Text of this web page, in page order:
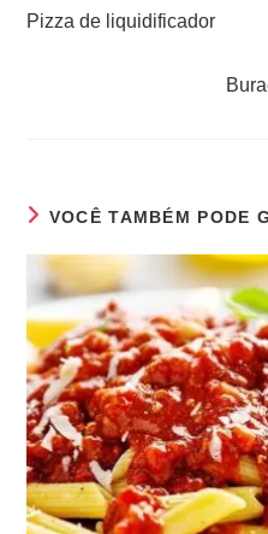
Pizza de liquidificador
VOCÊ TAMBÉM PODE